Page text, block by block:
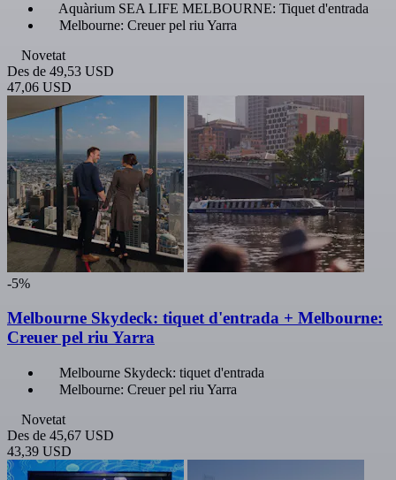
Aquàrium SEA LIFE MELBOURNE: Tiquet d'entrada
Melbourne: Creuer pel riu Yarra
Novetat
Des de 49,53 USD
47,06 USD
-5%
Melbourne Skydeck: tiquet d'entrada + Melbourne:
Creuer pel riu Yarra
Melbourne Skydeck: tiquet d'entrada
Melbourne: Creuer pel riu Yarra
Novetat
Des de 45,67 USD
43,39 USD